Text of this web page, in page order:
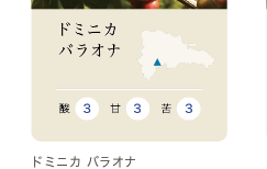
ドミニカ バラオナ